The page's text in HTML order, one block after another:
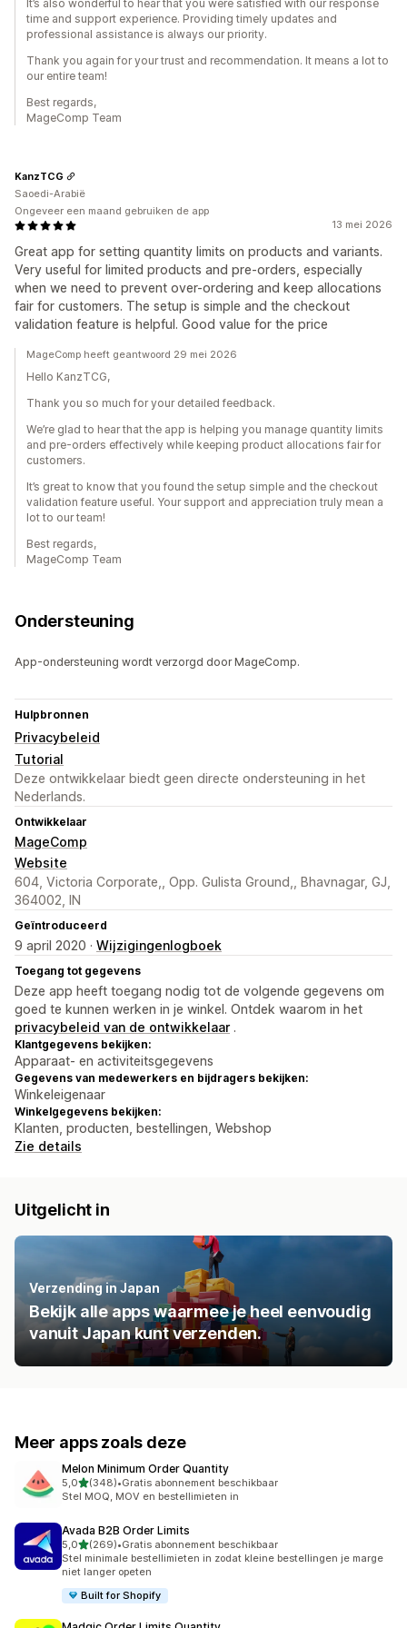
It’s also wonderful to hear that you were satisfied with our response
time and support experience. Providing timely updates and
professional assistance is always our priority.
Thank you again for your trust and recommendation. It means a lot to
our entire team!
Best regards,
MageComp Team
13 mei 2026
Great app for setting quantity limits on products and variants.
Very useful for limited products and pre-orders, especially
when we need to prevent over-ordering and keep allocations
fair for customers. The setup is simple and the checkout
validation feature is helpful. Good value for the price
KanzTCG
Saoedi-Arabië
Ongeveer een maand gebruiken de app
MageComp heeft geantwoord 29 mei 2026
Hello KanzTCG,
Thank you so much for your detailed feedback.
We’re glad to hear that the app is helping you manage quantity limits
and pre-orders effectively while keeping product allocations fair for
customers.
It’s great to know that you found the setup simple and the checkout
validation feature useful. Your support and appreciation truly mean a
lot to our team!
Best regards,
MageComp Team
Ondersteuning
App-ondersteuning wordt verzorgd door MageComp.
Hulpbronnen
Privacybeleid
Tutorial
Deze ontwikkelaar biedt geen directe ondersteuning in het
Nederlands.
Ontwikkelaar
MageComp
Website
604, Victoria Corporate,, Opp. Gulista Ground,, Bhavnagar, GJ,
364002, IN
Geïntroduceerd
9 april 2020 · Wijzigingenlogboek
Toegang tot gegevens
Deze app heeft toegang nodig tot de volgende gegevens om
goed te kunnen werken in je winkel. Ontdek waarom in het
privacybeleid van de ontwikkelaar .
Klantgegevens bekijken:
Apparaat- en activiteitsgegevens
Gegevens van medewerkers en bijdragers bekijken:
Winkeleigenaar
Winkelgegevens bekijken:
Klanten, producten, bestellingen, Webshop
Zie details
Uitgelicht in
Verzending in Japan
Bekijk alle apps waarmee je heel eenvoudig
vanuit Japan kunt verzenden.
Meer apps zoals deze
Melon Minimum Order Quantity
5,0van 5 sterren
(348)
348 recensies in totaal
•Gratis abonnement beschikbaar
Stel MOQ, MOV en bestellimieten in
Avada B2B Order Limits
5,0van 5 sterren
(269)
269 recensies in totaal
•Gratis abonnement beschikbaar
Stel minimale bestellimieten in zodat kleine bestellingen je marge
niet langer opeten
Built for Shopify